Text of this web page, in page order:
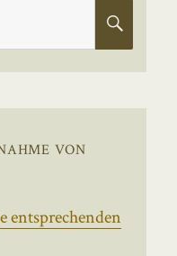
VON
entsprechenden